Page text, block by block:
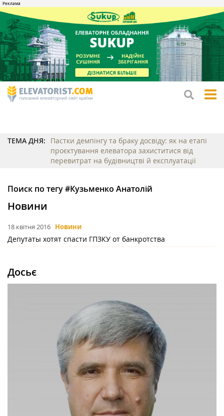
ТЕМА ДНЯ:
Пастки демпінгу та браку досвіду: як на етапі
проєктування елеватора захиститися від
перевитрат на будівництві й експлуатації
Поиск по тегу #Кузьменко Анатолій
Новини
18 квітня 2016 Новини
Депутаты хотят спасти ГПЗКУ от банкротства
Досьє